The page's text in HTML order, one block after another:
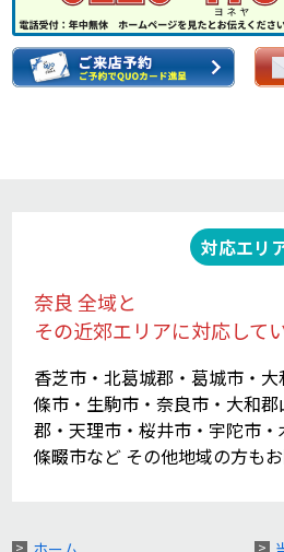
対応エリ
奈良 全域と
その近郊エリアに対応して
香芝市・北葛城郡・葛城市・
條市・生駒市・奈良市・大和
郡・天理市・桜井市・宇陀市
條畷市など その他地域の方も